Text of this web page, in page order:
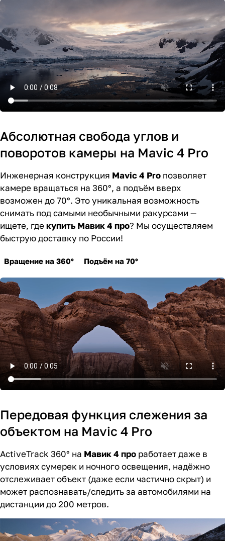
Абсолютная свобода углов и
поворотов камеры на Mavic 4 Pro
Инженерная конструкция Mavic 4 Pro позволяет
камере вращаться на 360°, а подъём вверх
возможен до 70°. Это уникальная возможность
снимать под самыми необычными ракурсами —
ищете, где купить Мавик 4 про? Мы осуществляем
быструю доставку по России!
Вращение на 360° Подъём на 70°
Передовая функция слежения за
объектом на Mavic 4 Pro
ActiveTrack 360° на Мавик 4 про работает даже в
условиях сумерек и ночного освещения, надёжно
отслеживает объект (даже если частично скрыт) и
может распознавать/следить за автомобилями на
дистанции до 200 метров.